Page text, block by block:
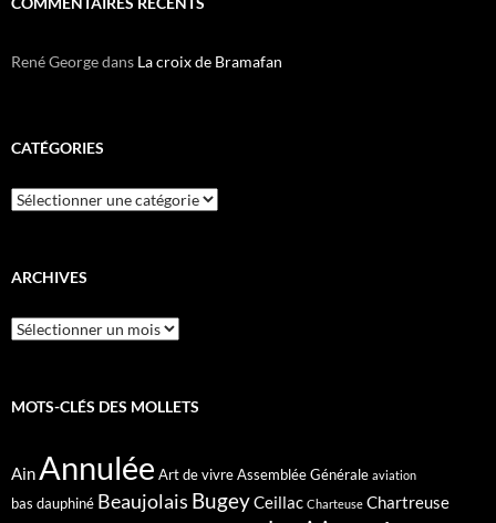
René Georgedans La croix de Bramafan
CATÉGORIES
Catégories
ARCHIVES
Archives
MOTS-CLÉS DES MOLLETS
Ain Annulée Art de vivreAssemblée Générale aviation
bas dauphiné Beaujolais BugeyCeillac Charteuse Chartreuse